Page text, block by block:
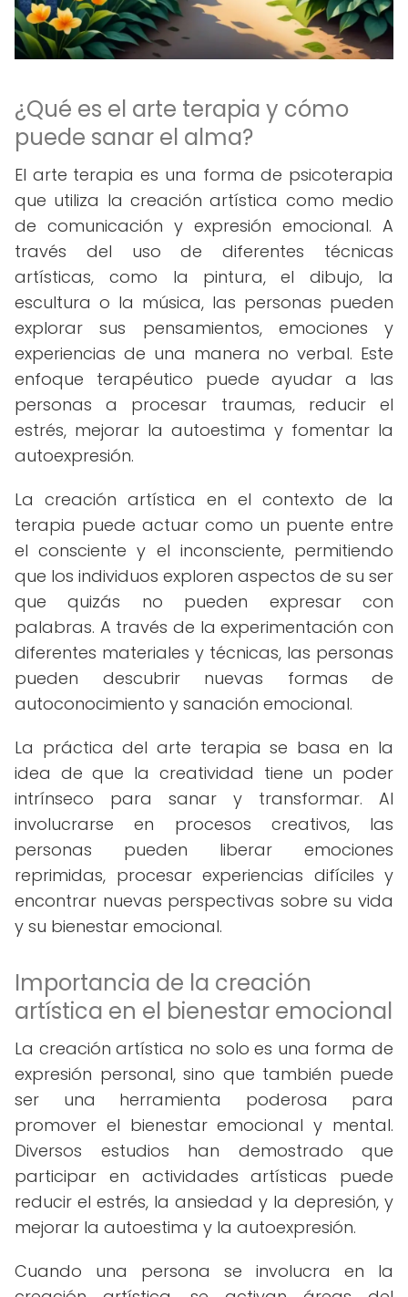
¿Qué es el arte terapia y cómo
puede sanar el alma?
El arte terapia es una forma de psicoterapia
que utiliza la creación artística como medio
de comunicación y expresión emocional. A
través del uso de diferentes técnicas
artísticas, como la pintura, el dibujo, la
escultura o la música, las personas pueden
explorar sus pensamientos, emociones y
experiencias de una manera no verbal. Este
enfoque terapéutico puede ayudar a las
personas a procesar traumas, reducir el
estrés, mejorar la autoestima y fomentar la
autoexpresión.
La creación artística en el contexto de la
terapia puede actuar como un puente entre
el consciente y el inconsciente, permitiendo
que los individuos exploren aspectos de su ser
que quizás no pueden expresar con
palabras. A través de la experimentación con
diferentes materiales y técnicas, las personas
pueden descubrir nuevas formas de
autoconocimiento y sanación emocional.
La práctica del arte terapia se basa en la
idea de que la creatividad tiene un poder
intrínseco para sanar y transformar. Al
involucrarse en procesos creativos, las
personas pueden liberar emociones
reprimidas, procesar experiencias difíciles y
encontrar nuevas perspectivas sobre su vida
y su bienestar emocional.
Importancia de la creación
artística en el bienestar emocional
La creación artística no solo es una forma de
expresión personal, sino que también puede
ser una herramienta poderosa para
promover el bienestar emocional y mental.
Diversos estudios han demostrado que
participar en actividades artísticas puede
reducir el estrés, la ansiedad y la depresión, y
mejorar la autoestima y la autoexpresión.
Cuando una persona se involucra en la